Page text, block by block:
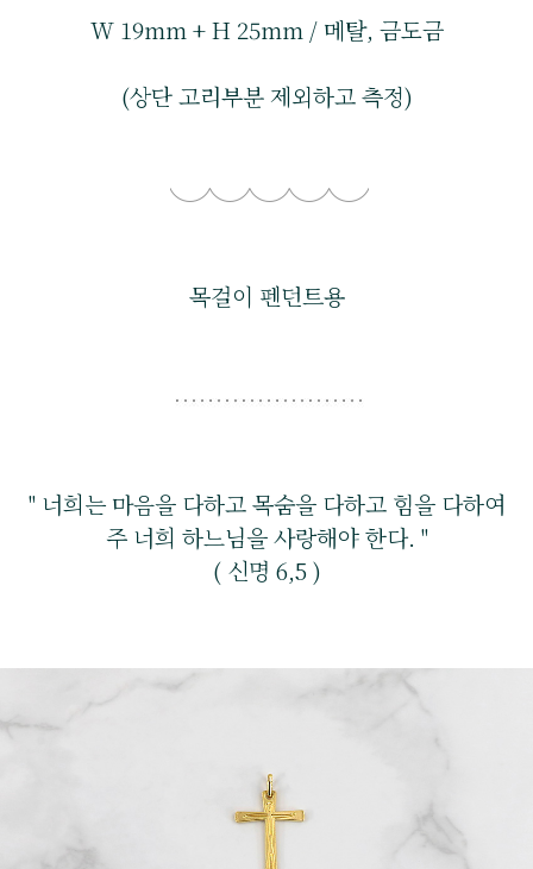
W 19mm + H 25mm / 메탈, 금도금
(상단 고리부분 제외하고 측정)
목걸이 펜던트용
" 너희는 마음을 다하고 목숨을 다하고 힘을 다하여
주 너희 하느님을 사랑해야 한다. "
( 신명 6,5 )